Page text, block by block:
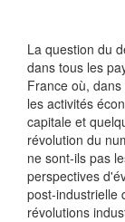
La question du
dans tous les
France où,
les activités
capitale et
révolution du
ne sont-ils pas
perspectives
post-industrielle
révolutions